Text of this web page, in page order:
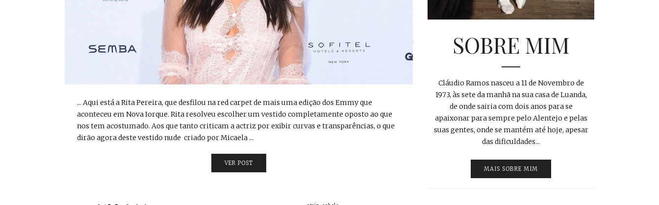
... Aqui está a Rita Pereira, que desfilou na red carpet de mais uma edição dos Emmy que
aconteceu em Nova Iorque. Rita resolveu escolher um vestido completamente oposto ao que
nos tem acostumado. Aos que tanto criticam a actriz por exibir curvas e transparências, o que
dirão agora deste vestido nude criado por Micaela ...
VER POST
SOBRE MIM
Cláudio Ramos nasceu a 11 de Novembro de
1973, às sete da manhã na sua casa de Luanda,
de onde sairia com dois anos para se
apaixonar para sempre pelo Alentejo e pelas
suas gentes, onde se mantém até hoje, apesar
das dificuldades...
MAIS SOBRE MIM